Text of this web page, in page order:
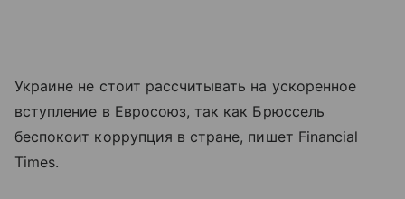
Украине не стоит рассчитывать на ускоренное
вступление в Евросоюз, так как Брюссель
беспокоит коррупция в стране, пишет Financial
Times.